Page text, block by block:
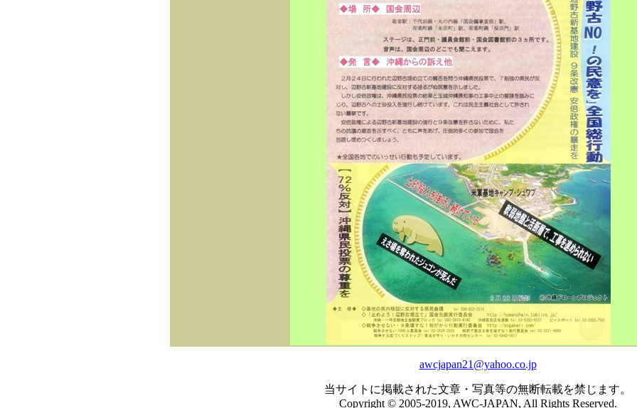
awcjapan21@yahoo.co.jp
当サイトに掲載された文章・写真等の無断転載を禁じます。
Copyright © 2005-2019, AWC-JAPAN, All Rights Reserved.